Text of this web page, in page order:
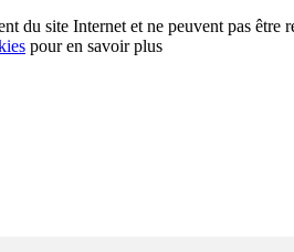
du site Internet et ne peuvent pas être
pour en savoir plus